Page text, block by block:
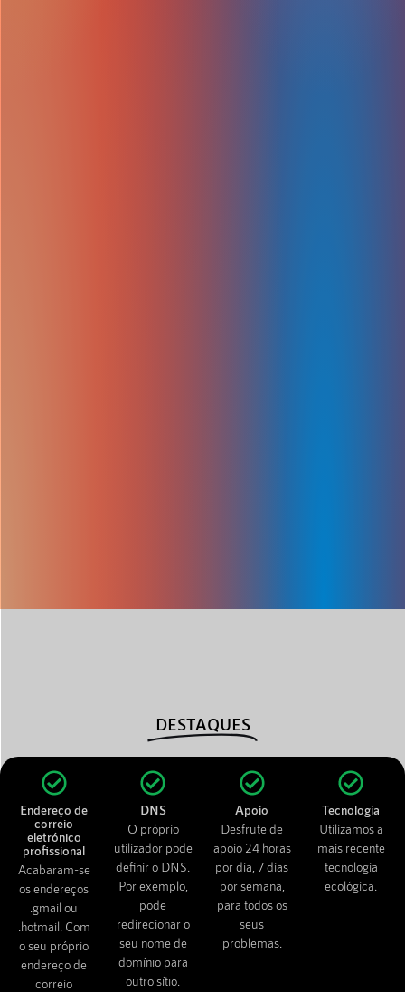
Endereço de
correio
eletrónico
profissional
Acabaram-se
os endereços
.gmail ou
.hotmail. Com
o seu próprio
endereço de
correio
DNS
O próprio
utilizador pode
definir o DNS.
Por exemplo,
pode
redirecionar o
seu nome de
domínio para
outro sítio.
Apoio
Desfrute de
apoio 24 horas
por dia, 7 dias
por semana,
para todos os
seus
problemas.
Tecnologia
Utilizamos a
mais recente
tecnologia
ecológica.
DESTAQUES